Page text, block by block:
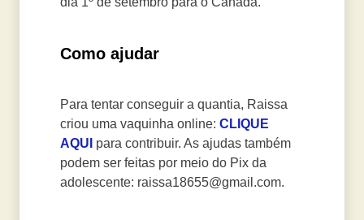
Como ajudar
Para tentar conseguir a quantia, Raissa
criou uma vaquinha online: CLIQUE
AQUI para contribuir. As ajudas também
podem ser feitas por meio do Pix da
adolescente: raissa18655@gmail.com.